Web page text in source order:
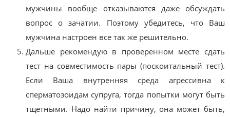
мужчины вообще отказываются даже обсуждать
вопрос о зачатии. Поэтому убедитесь, что Ваш
мужчина настроен все так же решительно.
Дальше рекомендую в проверенном месте сдать
тест на совместимость пары (поскоитальный тест).
Если Ваша внутренняя среда агрессивна к
сперматозоидам супруга, тогда попытки могут быть
тщетными. Надо найти причину, она может быть,